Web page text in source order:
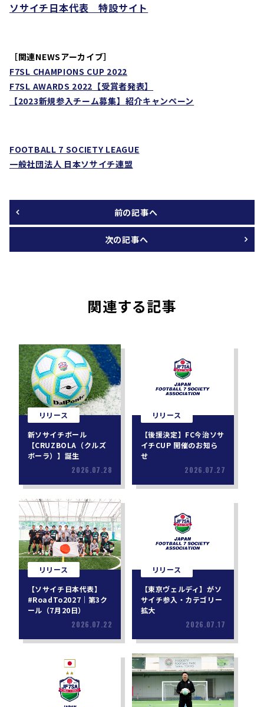
ソサイチ日本代表 特設サイト
［関連NEWSアーカイブ］
F7SL CHAMPIONS CUP 2022
F7SL AWARDS 2022 【受賞者発表】
【2023新規参入チーム募集】紹介キャンペーン
FOOTBALL 7 SOCIETY LEAGUE
一般社団法人 日本ソサイチ連盟
前の記事へ
次の記事へ
関連する記事
リリース
新ソサイチボール
【CRUZBOLA（クルズ
ボーラ）】誕生
2026.07.28
リリース
【後援決定】FC今治ソサ
イチCUP 開催のお知ら
せ
2026.07.27
リリース
【ソサイチ日本代表】
#RoadTo2027｜第3ク
ール（7月20日）
2026.07.22
リリース
【東京ヴェルディ】がソ
サイチ参入・カテゴリー
拡大
2026.07.17